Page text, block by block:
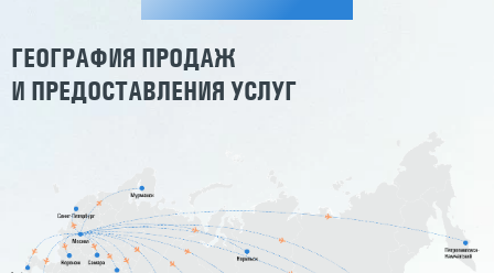
ГЕОГРАФИЯ ПРОДАЖ
И ПРЕДОСТАВЛЕНИЯ УСЛУГ